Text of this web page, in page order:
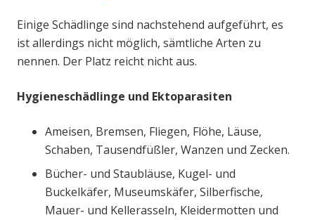
Einige Schädlinge sind nachstehend aufgeführt, es
ist allerdings nicht möglich, sämtliche Arten zu
nennen. Der Platz reicht nicht aus.
Hygieneschädlinge und Ektoparasiten
Ameisen, Bremsen, Fliegen, Flöhe, Läuse,
Schaben, Tausendfüßler, Wanzen und Zecken.
Bücher- und Staubläuse, Kugel- und
Buckelkäfer, Museumskäfer, Silberfische,
Mauer- und Kellerasseln, Kleidermotten und